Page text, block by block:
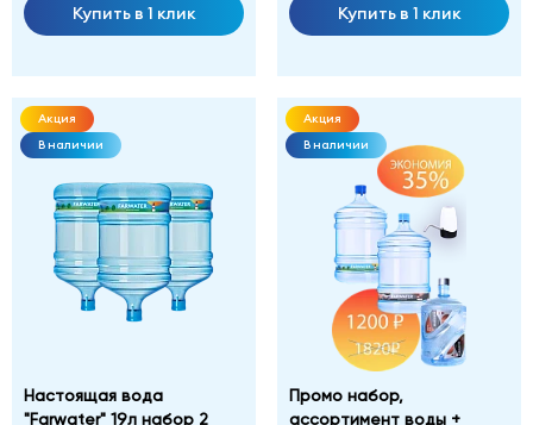
Купить в 1 клик Купить в 1 клик
Акция
В наличии
Настоящая вода
"Farwater" 19л набор 2
Акция
В наличии
Промо набор,
ассортимент воды +